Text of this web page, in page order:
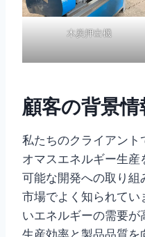
木炭押出機
顧客の背景情
私たちのクライアント
オマスエネルギー生
可能な開発への取り組
市場でよく知られてい
いエネルギーの需要
生産効率と製品品質を